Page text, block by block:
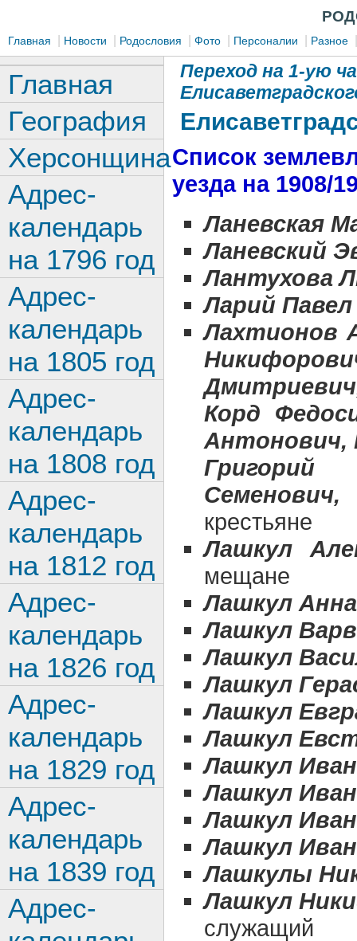
Главная Новости Родословия Фото Персоналии Разное
Переход на 1-ую
Список
уезда на 1908/
Ланевская
Ланевский
Лантухова
Ларий
Лахтионов
Корд
Антонович,
крестьяне
Лашкул
мещане
Лашкул
Лашкул
Лашкул
Лашкул
Лашкул
Лашкул
Лашкул
Лашкул
Лашкул
Лашкул
Лашкулы
Лашкул
служащий
Главная
География
Херсонщина
Адрес-
календарь
на 1796 год
Адрес-
календарь
на 1805 год
Адрес-
календарь
на 1808 год
Адрес-
календарь
на 1812 год
Адрес-
календарь
на 1826 год
Адрес-
календарь
на 1829 год
Адрес-
календарь
на 1839 год
Адрес-